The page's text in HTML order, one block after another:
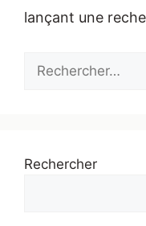
lançant une
Rechercher :
Rechercher